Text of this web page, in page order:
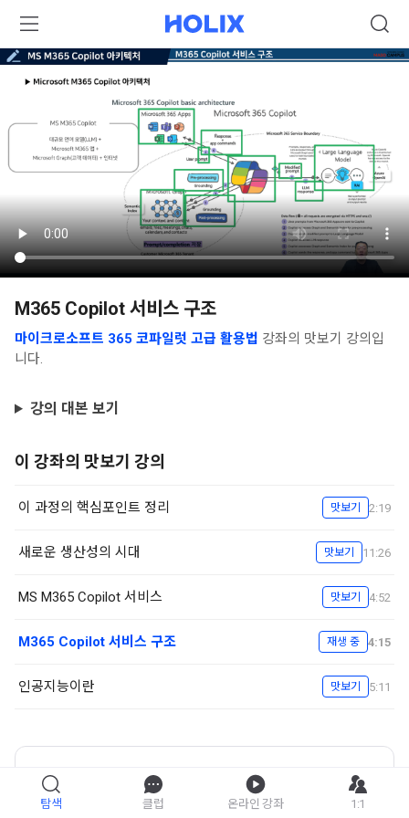
M365 Copilot 서비스 구조
마이크로소프트 365 코파일럿 고급 활용법 강좌의 맛보기 강의입
니다.
강의 대본 보기
이 강좌의 맛보기 강의
이 과정의 핵심포인트 정리 맛보기 2:19
새로운 생산성의 시대 맛보기 11:26
MS M365 Copilot 서비스 맛보기 4:52
M365 Copilot 서비스 구조 재생 중 4:15
인공지능이란 맛보기 5:11
마이크로소프트 365 코파일럿 고급 활용법
강좌 자세히 보기
탐색 클럽 온라인 강좌 1:1